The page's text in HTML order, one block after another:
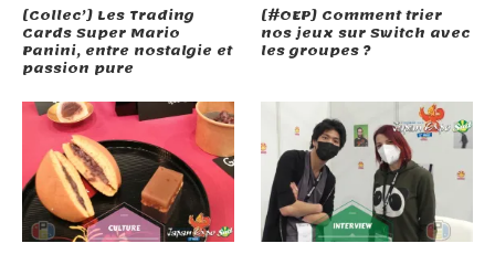
[Collec’] Les Trading
Cards Super Mario
Panini, entre nostalgie et
passion pure
[#OEP] Comment trier
nos jeux sur Switch avec
les groupes ?